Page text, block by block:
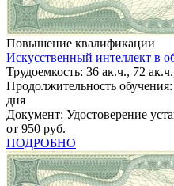
Повышение квалификации
Искусственный интеллект в
Трудоемкость: 36 ак.ч., 72
Продолжительность
дня
Документ: Удостоверение
от 950 руб.
ПОДРОБНО